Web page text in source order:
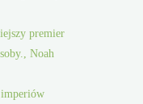
premier
Noah
imperiów